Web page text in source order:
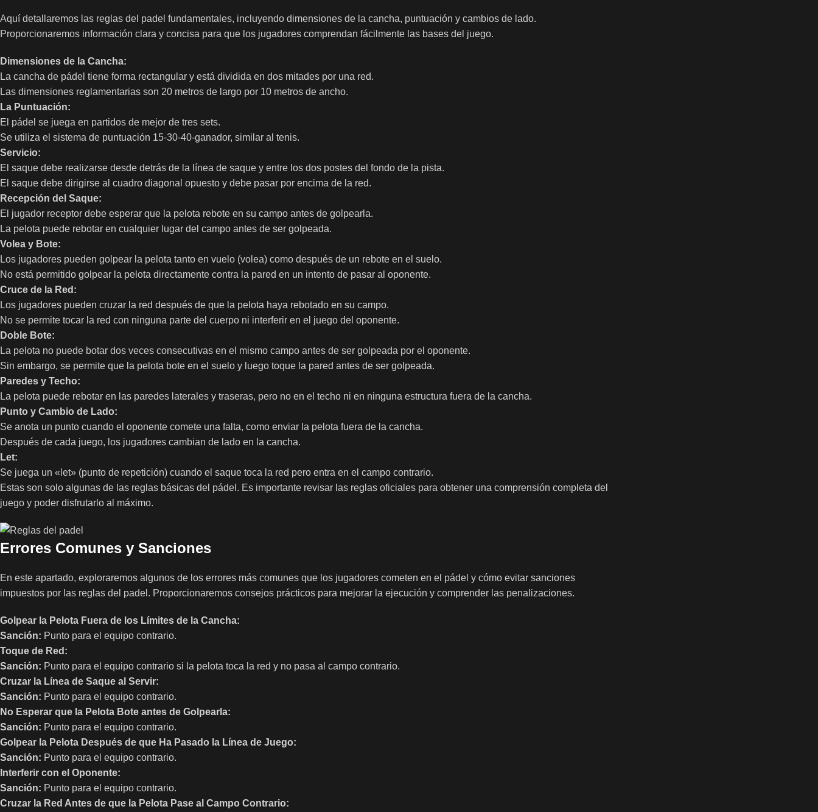
Aquí detallaremos las reglas del padel fundamentales, incluyendo dimensiones de la cancha, puntuación y cambios de lado.
Proporcionaremos información clara y concisa para que los jugadores comprendan fácilmente las bases del juego.
Dimensiones de la Cancha:
La cancha de pádel tiene forma rectangular y está dividida en dos mitades por una red.
Las dimensiones reglamentarias son 20 metros de largo por 10 metros de ancho.
La Puntuación:
El pádel se juega en partidos de mejor de tres sets.
Se utiliza el sistema de puntuación 15-30-40-ganador, similar al tenis.
Servicio:
El saque debe realizarse desde detrás de la línea de saque y entre los dos postes del fondo de la pista.
El saque debe dirigirse al cuadro diagonal opuesto y debe pasar por encima de la red.
Recepción del Saque:
El jugador receptor debe esperar que la pelota rebote en su campo antes de golpearla.
La pelota puede rebotar en cualquier lugar del campo antes de ser golpeada.
Volea y Bote:
Los jugadores pueden golpear la pelota tanto en vuelo (volea) como después de un rebote en el suelo.
No está permitido golpear la pelota directamente contra la pared en un intento de pasar al oponente.
Cruce de la Red:
Los jugadores pueden cruzar la red después de que la pelota haya rebotado en su campo.
No se permite tocar la red con ninguna parte del cuerpo ni interferir en el juego del oponente.
Doble Bote:
La pelota no puede botar dos veces consecutivas en el mismo campo antes de ser golpeada por el oponente.
Sin embargo, se permite que la pelota bote en el suelo y luego toque la pared antes de ser golpeada.
Paredes y Techo:
La pelota puede rebotar en las paredes laterales y traseras, pero no en el techo ni en ninguna estructura fuera de la cancha.
Punto y Cambio de Lado:
Se anota un punto cuando el oponente comete una falta, como enviar la pelota fuera de la cancha.
Después de cada juego, los jugadores cambian de lado en la cancha.
Let:
Se juega un «let» (punto de repetición) cuando el saque toca la red pero entra en el campo contrario.
Estas son solo algunas de las reglas básicas del pádel. Es importante revisar las reglas oficiales para obtener una comprensión completa del
juego y poder disfrutarlo al máximo.
Errores Comunes y Sanciones
En este apartado, exploraremos algunos de los errores más comunes que los jugadores cometen en el pádel y cómo evitar sanciones
impuestos por las reglas del padel. Proporcionaremos consejos prácticos para mejorar la ejecución y comprender las penalizaciones.
Golpear la Pelota Fuera de los Límites de la Cancha:
Sanción: Punto para el equipo contrario.
Toque de Red:
Sanción: Punto para el equipo contrario si la pelota toca la red y no pasa al campo contrario.
Cruzar la Línea de Saque al Servir:
Sanción: Punto para el equipo contrario.
No Esperar que la Pelota Bote antes de Golpearla:
Sanción: Punto para el equipo contrario.
Golpear la Pelota Después de que Ha Pasado la Línea de Juego:
Sanción: Punto para el equipo contrario.
Interferir con el Oponente:
Sanción: Punto para el equipo contrario.
Cruzar la Red Antes de que la Pelota Pase al Campo Contrario: